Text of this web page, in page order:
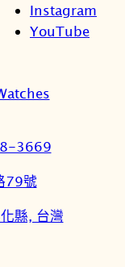
Instagram
YouTube
3669
79號
縣, 台灣